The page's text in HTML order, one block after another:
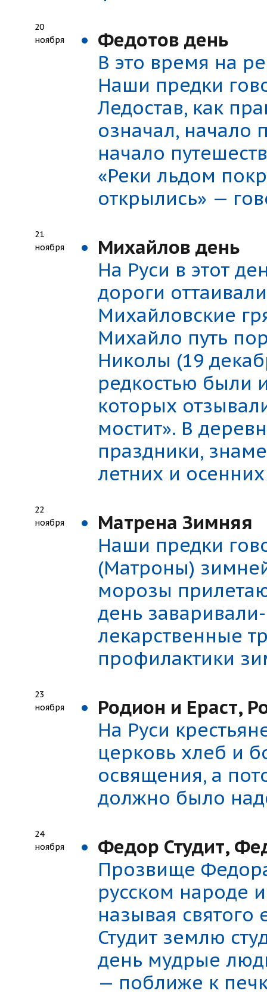
20
ноября
Федотов день
В это время на
Наши предки
Ледостав, как
означал, начало
начало
«Реки льдом
открылись» —
21
ноября
Михайлов день
На Руси в этот
дороги
Михайловские
Михайло путь
Николы (19
редкостью были
которых
мостит». В
праздники,
летних и
22
ноября
Матрена Зимняя
Наши предки
(Матроны)
морозы
день
лекарственные
профилактики
23
ноября
Родион и Ераст,
На Руси
церковь хлеб и
освящения, а
должно было
24
ноября
Федор Студит,
Прозвище
русском народе
называя
Студит землю
день мудрые
— поближе к